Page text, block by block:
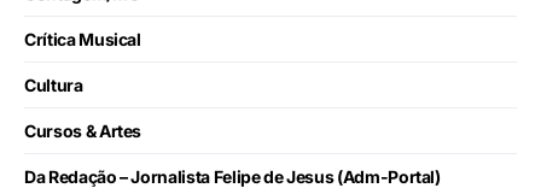
Crítica Musical
Cultura
Cursos & Artes
Da Redação – Jornalista Felipe de Jesus (Adm-Portal)